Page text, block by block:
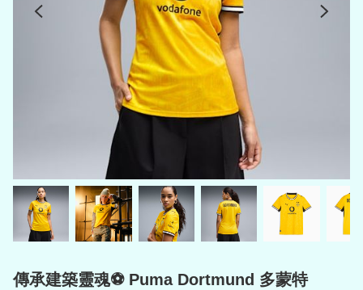
傳承建築靈魂⚽ Puma Dortmund 多蒙特